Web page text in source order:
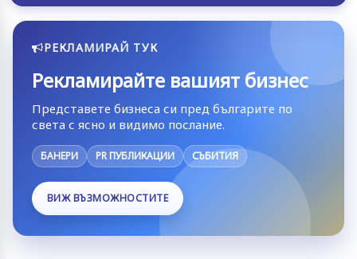
РЕКЛАМИРАЙ ТУК
Рекламирайте вашият бизнес
Представете бизнеса си пред българите по
света с ясно и видимо послание.
БАНЕРИ PR ПУБЛИКАЦИИ СЪБИТИЯ
ВИЖ ВЪЗМОЖНОСТИТЕ